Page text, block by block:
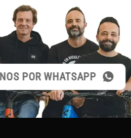
POR WHATSAPP